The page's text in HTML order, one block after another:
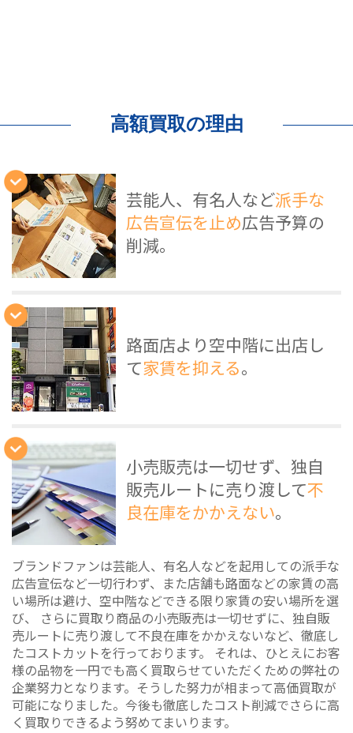
高額買取の理由
芸能人、有名人など派手な
広告宣伝を止め広告予算の
削減。
路面店より空中階に出店し
て家賃を抑える。
小売販売は一切せず、独自
販売ルートに売り渡して不
良在庫をかかえない。
ブランドファンは芸能人、有名人などを起用しての派手な
広告宣伝など一切行わず、また店舗も路面などの家賃の高
い場所は避け、空中階などできる限り家賃の安い場所を選
び、 さらに買取り商品の小売販売は一切せずに、独自販
売ルートに売り渡して不良在庫をかかえないなど、徹底し
たコストカットを行っております。 それは、ひとえにお客
様の品物を一円でも高く買取らせていただくための弊社の
企業努力となります。そうした努力が相まって高価買取が
可能になりました。今後も徹底したコスト削減でさらに高
く買取りできるよう努めてまいります。